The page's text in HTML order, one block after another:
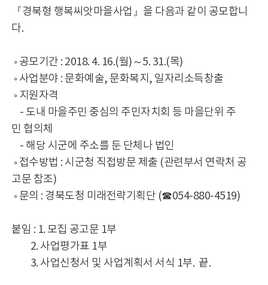
『경북형 행복씨앗마을사업』을 다음과 같이 공모합니
다.
◦ 공모기간 : 2018. 4. 16.(월)～5. 31.(목)
◦ 사업분야 : 문화예술, 문화복지, 일자리소득창출
◦ 지원자격
- 도내 마을주민 중심의 주민자치회 등 마을단위 주
민 협의체
- 해당 시군에 주소를 둔 단체나 법인
◦ 접수방법 : 시군청 직접방문 제출 (관련부서 연락처 공
고문 참조)
◦ 문의 : 경북도청 미래전략기획단 (☎054-880-4519)
붙임 : 1. 모집 공고문 1부
2. 사업평가표 1부
3. 사업신청서 및 사업계획서 서식 1부. 끝.